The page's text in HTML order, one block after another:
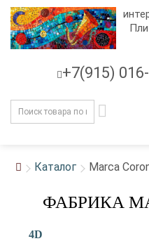
+7(915)
Каталог Marca
ФАБРИКА
4D